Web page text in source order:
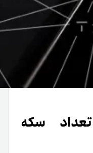
سکه